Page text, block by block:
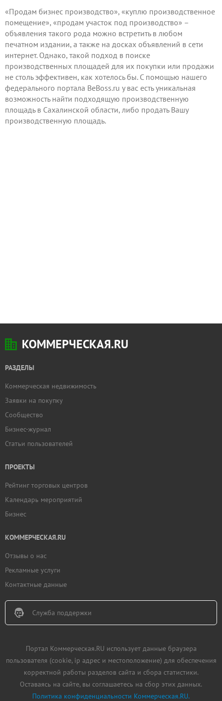
Добавить
«Продам бизнес производство», «куплю производственное
помещение», «продам участок под производство» –
объявления такого рода можно встретить в любом
печатном издании, а также на досках объявлений в сети
интернет. Однако, такой подход в поиске
производственных площадей для их покупки или продажи
не столь эффективен, как хотелось бы. С помощью нашего
федерального портала BeBoss.ru у вас есть уникальная
возможность найти подходящую производственную
площадь в Сахалинской области, либо продать Вашу
производственную площадь.
КОММЕРЧЕСКАЯ.RU
РАЗДЕЛЫ
Коммерческая недвижимость
Заявки на покупку
Сообщество
Бизнес-журнал
Статьи пользователей
ПРОЕКТЫ
Рейтинг торговых центров
Календарь мероприятий
Бизнес
КОММЕРЧЕСКАЯ.RU
Отзывы о нас
Рекламные услуги
Контактные данные
Служба поддержки
Портал Коммерческая.RU использует данные браузера
пользователя (cookie, ip адрес и местоположение) для обеспечения
корректной работы разделов сайта и сбора статистики.
Оставаясь на сайте, вы соглашаетесь на сбор этих данных.
Политика конфиденциальности Коммерческая.RU.